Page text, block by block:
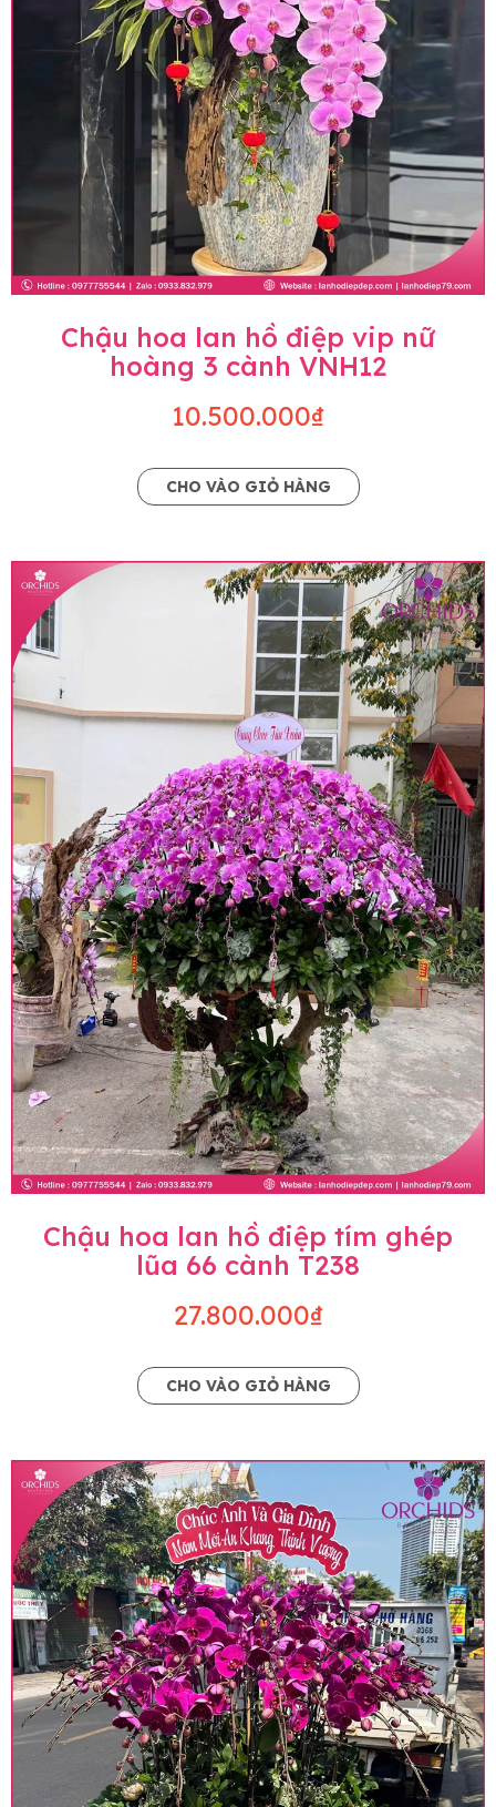
Chậu hoa lan hồ điệp vip nữ
hoàng 3 cành VNH12
10.500.000₫
CHO VÀO GIỎ HÀNG
Chậu hoa lan hồ điệp tím ghép
lũa 66 cành T238
27.800.000₫
CHO VÀO GIỎ HÀNG